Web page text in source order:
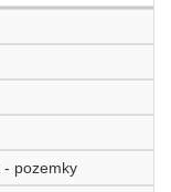
- pozemky